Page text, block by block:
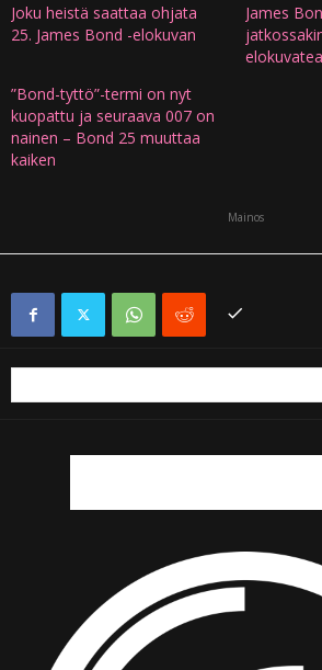
Joku heistä saattaa ohjata
25. James Bond -elokuvan
James
”Bond-tyttö”-termi on nyt
kuopattu ja seuraava 007 on
nainen – Bond 25 muuttaa
kaiken
Mainos